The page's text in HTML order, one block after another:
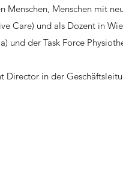
Menschen mit
Care) und als Dozent in
und der Task Force
Director in der